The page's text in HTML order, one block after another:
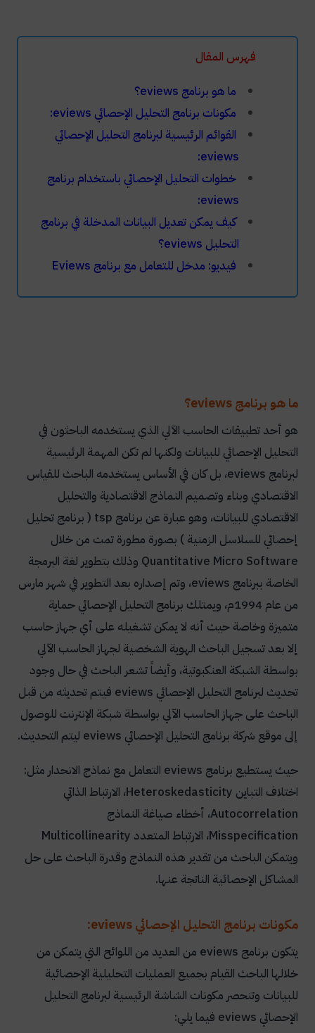
فهرس المقال
ما هو برنامج eviews؟
مكونات برنامج التحليل الإحصائي eviews:
القوائم الرئيسية لبرنامج التحليل الإحصائي
eviews:
خطوات التحليل الإحصائي باستخدام برنامج
eviews:
كيف يمكن تعديل البيانات المدخلة في برنامج
التحليل eviews؟
فيديو: مدخل للتعامل مع برنامج Eviews
ما هو برنامج eviews؟
هو أحد تطبيقات الحاسب الآلي الذي يستخدمه الباحثون في
التحليل الإحصائي للبيانات ولكنها لم تكن المهمة الرئيسية
لبرنامج eviews، بل كان في الأساس يستخدمه الباحث للقياس
الاقتصادي وبناء وتصميم النماذج الاقتصادية والتحليل
الاقتصادي للبيانات، وهو عبارة عن برنامج tsp ( برنامج تحليل
إحصائي للسلاسل الزمنية ) بصورة مطورة تمت من خلال
Quantitative Micro Software وذلك بتطوير لغة البرمجة
الخاصة ببرنامج eviews، وتم إصداره بعد التطوير في شهر مارس
من عام 1994م، ويمتلك برنامج التحليل الإحصائي حماية
متميزة وخاصة حيث أنه لا يمكن تشغيله على أي جهاز حاسب
إلا بعد تسجيل الباحث الهوية الشخصية لجهاز الحاسب الآلي
بواسطة الشبكة العنكبوتية، وأيضاً تشعر الباحث في حال وجود
تحديث لبرنامج التحليل الإحصائي eviews فيتم تحديثه من قبل
الباحث على جهاز الحاسب الآلي بواسطة شبكة الإنترنت للوصول
إلى موقع شركة برنامج التحليل الإحصائي eviews ليتم التحديث.
حيث يستطيع برنامج eviews التعامل مع نماذج الانحدار مثل:
اختلاف التباين Heteroskedasticity، الارتباط الذاتي
Autocorrelation، أخطاء صياغة النماذج
Misspecification، الارتباط المتعدد ‏ Multicollinearity
ويتمكن الباحث من تقدير هذه النماذج وقدرة الباحث على حل
المشاكل الإحصائية الناتجة عنها.
مكونات برنامج التحليل الإحصائي eviews:
يتكون برنامج eviews من العديد من اللوائح التي يتمكن من
خلالها الباحث القيام بجميع العمليات التحليلية الإحصائية
للبيانات وتنحصر مكونات الشاشة الرئيسية لبرنامج التحليل
الإحصائي eviews فيما يلي: